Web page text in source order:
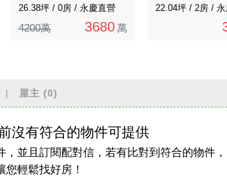
26.38坪 / 0房 / 永慶直營
4200萬 3680 萬
22.04坪 / 2房 /
屋主 (0)
沒有符合的物件可提供
並且訂閱配對信，若有比對到符合的物件，
輕鬆找好房！